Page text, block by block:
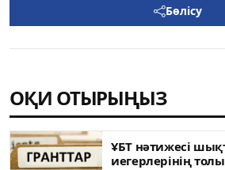
Бөлісу
ОҚИ ОТЫРЫҢЫЗ
ҰБТ нәтижесі
иегерлерінің